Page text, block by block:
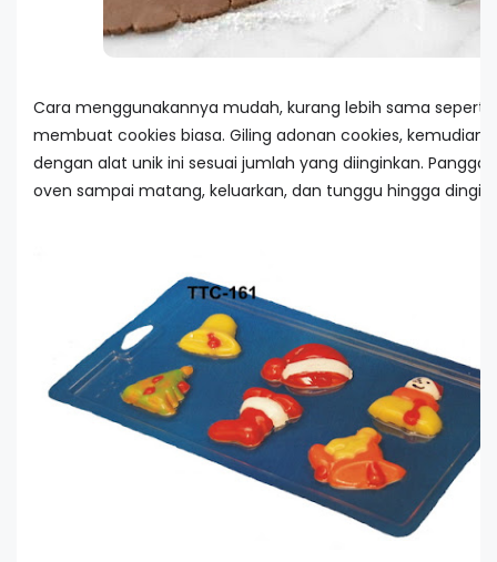
Cara menggunakannya mudah, kurang lebih sama seperti
membuat cookies biasa. Giling adonan cookies, kemudian
dengan alat unik ini sesuai jumlah yang diinginkan.
oven sampai matang, keluarkan, dan tunggu hingga dingin.